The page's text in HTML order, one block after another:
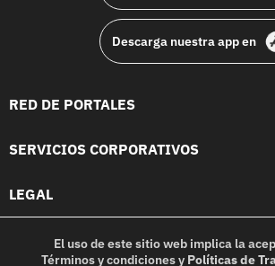
Descarga nuestra app en
RED DE PORTALES
SERVICIOS CORPORATIVOS
LEGAL
El uso de este sitio web implica la
Términos y condicionesy Políticas de